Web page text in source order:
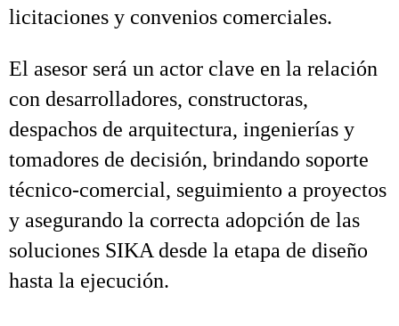
licitaciones y convenios comerciales.
El asesor será un actor clave en la relación
con desarrolladores, constructoras,
despachos de arquitectura, ingenierías y
tomadores de decisión, brindando soporte
técnico-comercial, seguimiento a proyectos
y asegurando la correcta adopción de las
soluciones SIKA desde la etapa de diseño
hasta la ejecución.